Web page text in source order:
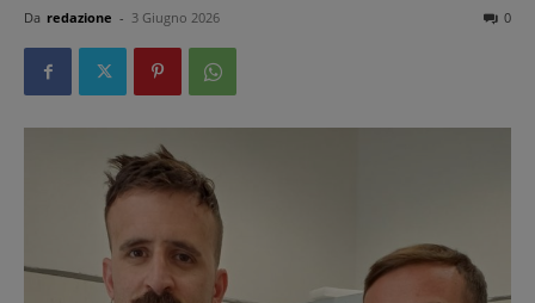
Da redazione - 3 Giugno 2026 0